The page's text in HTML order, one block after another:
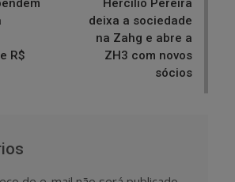
R$
Hercílio Pereira
deixa a sociedade
na Zahg e abre a
ZH3 com novos
sócios